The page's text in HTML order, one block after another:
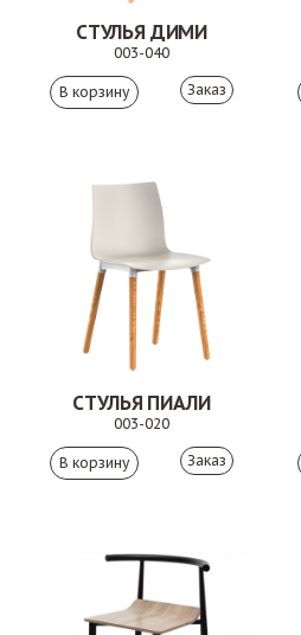
СТУЛЬЯ ДИМИ
003-040
Заказ
СТУЛЬЯ ПИАЛИ
003-020
Заказ